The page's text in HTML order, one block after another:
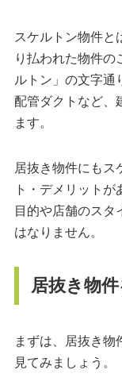
スケルトン物件と
り払われた物件の
ルトン」の文字通
配管ダクトなど、
ます。
居抜き物件にもス
ト・デメリット
目的や店舗のスタ
はなりません。
居抜き物
まずは、居抜き物
見てみましょう。